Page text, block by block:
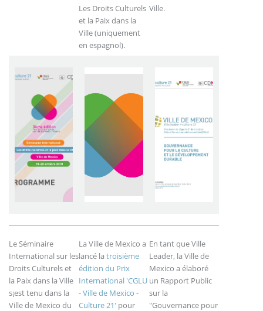
Les Droits Culturels
et la Paix dans la
Ville (uniquement
en espagnol).
Ville.
Le Séminaire
International sur les
Droits Culturels et
la Paix dans la Ville
s¡est tenu dans la
Ville de Mexico du
La Ville de Mexico a
lancé latroisième
édition du Prix
International 'CGLU
- Ville de Mexico -
Culture 21' pour
En tant que Ville
Leader, la Ville de
Mexico a élaboré
un Rapport Public
sur la
"Gouvernance pour